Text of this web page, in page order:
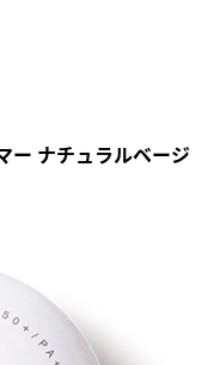
ー ナチュラルベージ